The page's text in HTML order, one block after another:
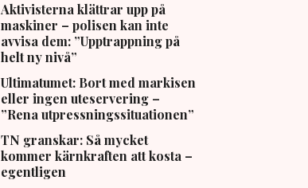
Aktivisterna klättrar upp på
maskiner – polisen kan inte
avvisa dem: ”Upptrappning på
helt ny nivå”
Ultimatumet: Bort med markisen
eller ingen uteservering –
”Rena utpressningssituationen”
TN granskar: Så mycket
kommer kärnkraften att kosta –
egentligen